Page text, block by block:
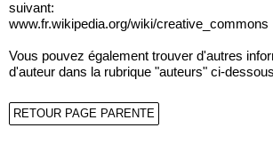
suivant:
www.fr.wikipedia.org/wiki/creative_commons
Vous pouvez également trouver d'autres
d'auteur dans la rubrique "auteurs" ci-
RETOUR PAGE PARENTE